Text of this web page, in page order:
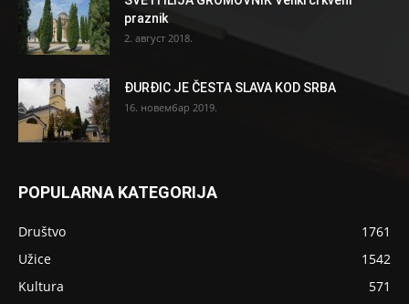
praznik
2. август 2018.
ĐURĐIC JE ČESTA SLAVA KOD SRBA
16. новембар 2019.
POPULARNA KATEGORIJA
Društvo
1761
Užice
1542
Kultura
571